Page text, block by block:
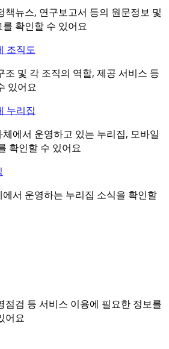
책뉴스, 연구보고서 등의 원문정보 및
확인할 수 있어요
조직도
조 및 각 조직의 역할, 제공 서비스 등
있어요
누리집
에서 운영하고 있는 누리집, 모바일
확인할 수 있어요
에서 운영하는 누리집 소식을 확인할
점검 등 서비스 이용에 필요한 정보를
어요